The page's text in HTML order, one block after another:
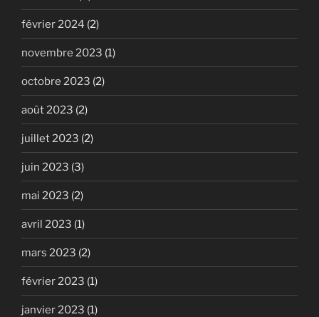
février 2024 (2)
novembre 2023 (1)
octobre 2023 (2)
août 2023 (2)
juillet 2023 (2)
juin 2023 (3)
mai 2023 (2)
avril 2023 (1)
mars 2023 (2)
février 2023 (1)
janvier 2023 (1)